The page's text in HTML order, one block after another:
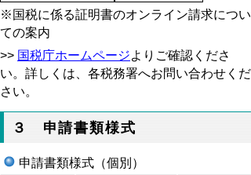
※国税に係る証明書のオンライン請求につい
ての案内
>> 国税庁ホームページよりご確認くださ
い。詳しくは、各税務署へお問い合わせくだ
さい。
３ 申請書類様式
申請書類様式（個別）